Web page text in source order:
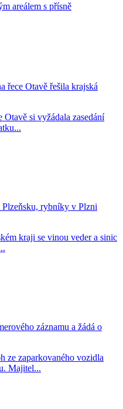
areálem s přísně
řece Otavě řešila krajská
si vyžádala zasedání
rybníky v Plzni
kraji se vinou veder a sinic
záznamu a žádá o
ze zaparkovaného vozidla
Majitel...